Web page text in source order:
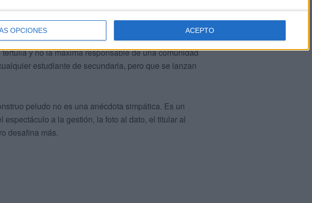
OPCIONES ACEPTO
aparece algún dirigente dispuesto a dar el cante. El
hantavirus. La presidenta de Madrid, negando la
y no la máxima responsable de una comunidad
estudiante de secundaria, pero que se lanzan
peludo no es una anécdota simpática. Es un
a la gestión, la foto al dato, el titular al
desafina más.